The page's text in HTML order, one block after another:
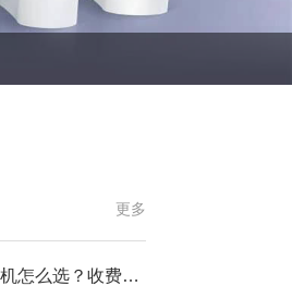
更多
医院热敏小票打印机怎么选？收费窗口、药房以及诊室选型指南